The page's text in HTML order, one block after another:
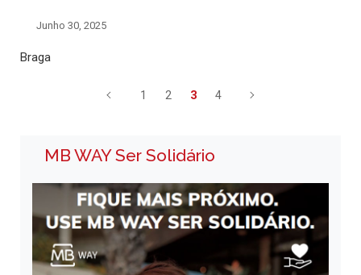
Junho 30, 2025
Braga
1 2 3 4
MB WAY Ser Solidário